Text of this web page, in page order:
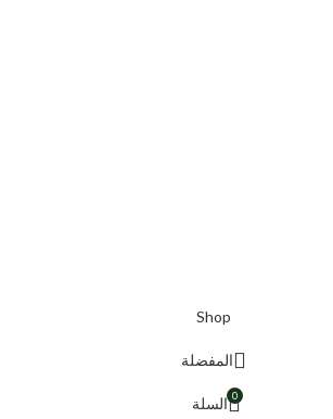
Shop
المفضلة
0 السلة